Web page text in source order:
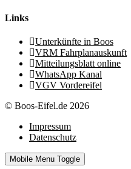
Links
Unterkünfte in Boos
VRM Fahrplanauskunft
Mitteilungsblatt online
WhatsApp Kanal
VGV Vordereifel
© Boos-Eifel.de 2026
Impressum
Datenschutz
Mobile Menu Toggle